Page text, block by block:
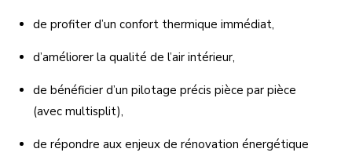
de profiter d’un confort thermique immédiat,
d’améliorer la qualité de l’air intérieur,
de bénéficier d’un pilotage précis pièce par pièce
(avec multisplit),
de répondre aux enjeux de rénovation énergétique